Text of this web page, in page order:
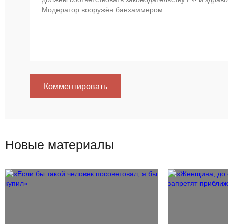
Комментировать
Новые материалы